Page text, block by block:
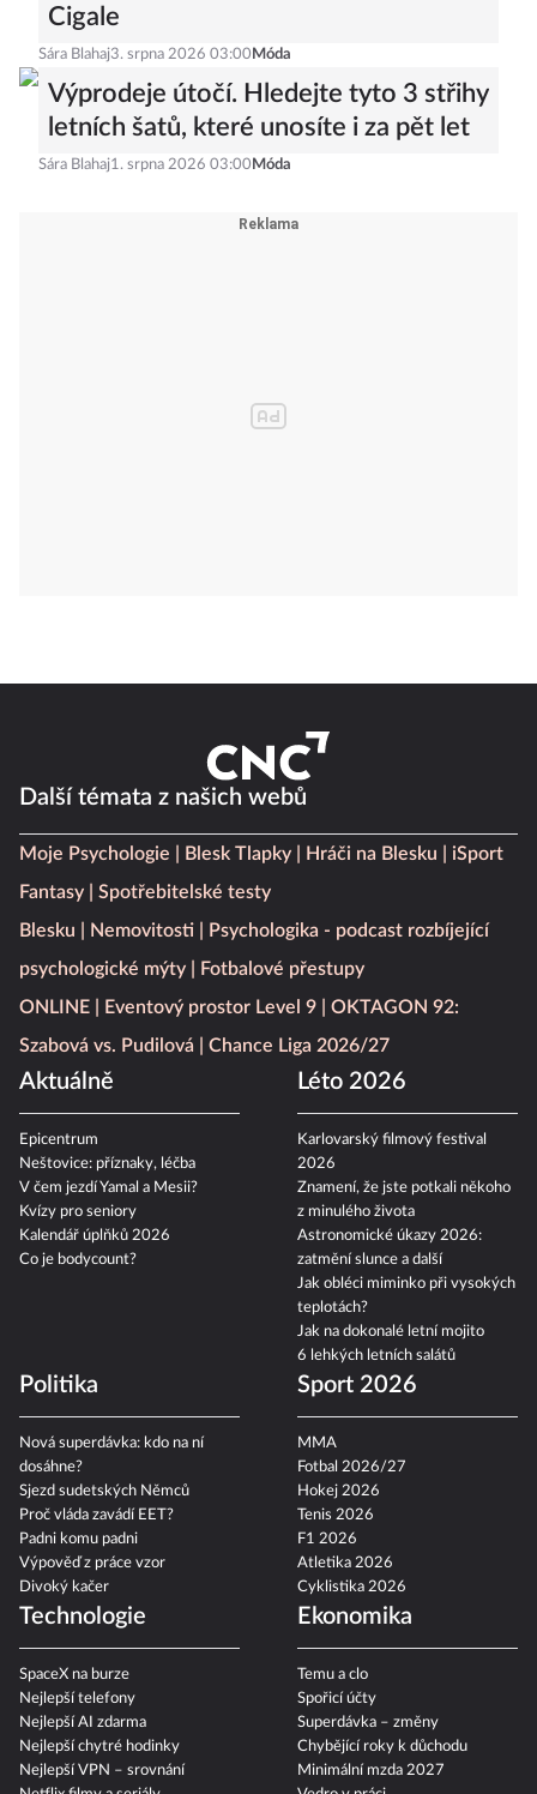
Cigale
Sára Blahaj3. srpna 2026 03:00 Móda
Výprodeje útočí. Hledejte tyto 3 střihy
letních šatů, které unosíte i za pět let
Sára Blahaj1. srpna 2026 03:00 Móda
Další témata z našich webů
Moje Psychologie Blesk Tlapky Hráči na Blesku
iSport
Fantasy
Spotřebitelské testy
Blesku
Nemovitosti
Psychologika - podcast rozbíjející
psychologické mýty
Fotbalové přestupy
ONLINE
Eventový prostor Level 9
OKTAGON 92:
Szabová vs. Pudilová
Chance Liga 2026/27
Aktuálně
Epicentrum
Neštovice: příznaky, léčba
V čem jezdí Yamal a Mesii?
Kvízy pro seniory
Kalendář úplňků 2026
Co je bodycount?
Léto 2026
Karlovarský filmový festival
2026
Znamení, že jste potkali někoho
z minulého života
Astronomické úkazy 2026:
zatmění slunce a další
Jak obléci miminko při vysokých
teplotách?
Jak na dokonalé letní mojito
6 lehkých letních salátů
Politika
Nová superdávka: kdo na ní
dosáhne?
Sjezd sudetských Němců
Proč vláda zavádí EET?
Padni komu padni
Výpověď z práce vzor
Divoký kačer
Sport 2026
MMA
Fotbal 2026/27
Hokej 2026
Tenis 2026
F1 2026
Atletika 2026
Cyklistika 2026
Technologie
SpaceX na burze
Nejlepší telefony
Nejlepší AI zdarma
Nejlepší chytré hodinky
Nejlepší VPN – srovnání
Ekonomika
Temu a clo
Spořicí účty
Superdávka – změny
Chybějící roky k důchodu
Minimální mzda 2027